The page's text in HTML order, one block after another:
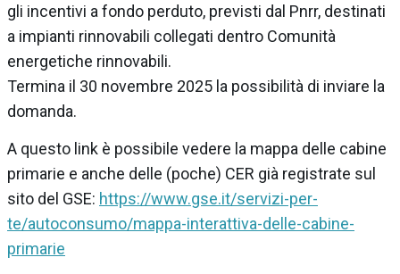
gli incentivi a fondo perduto, previsti dal Pnrr, destinati
a impianti rinnovabili collegati dentro Comunità
energetiche rinnovabili.
Termina il 30 novembre 2025 la possibilità di inviare la
domanda.
A questo link è possibile vedere la mappa delle cabine
primarie e anche delle (poche) CER già registrate sul
sito del GSE: https://www.gse.it/servizi-per-
te/autoconsumo/mappa-interattiva-delle-cabine-
primarie